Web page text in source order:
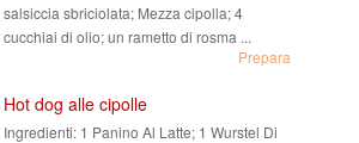
salsiccia sbriciolata; Mezza cipolla; 4
cucchiai di olio; un rametto di rosma ...
Prepara
Hot dog alle cipolle
Ingredienti: 1 Panino Al Latte; 1 Wurstel Di